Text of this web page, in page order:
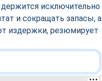
исключительно
и сокращать запасы, а
издержки, резюмирует